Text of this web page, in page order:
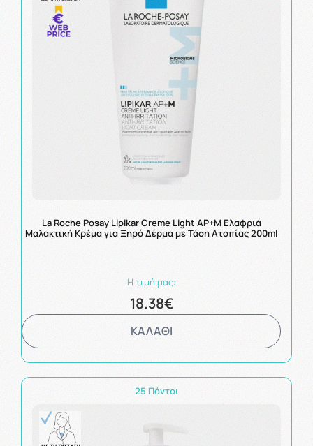
La Roche Posay Lipikar Creme Light AP+M Ελαφριά
Μαλακτική Κρέμα για Ξηρό Δέρμα με Τάση Ατοπίας 200ml
Η τιμή μας:
18.38€
ΚΑΛΑΘΙ
25 Πόντοι